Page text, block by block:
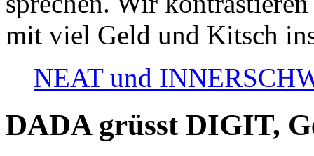
mit viel Geld und Kitsch
NEAT und
DADA grüsst DIGIT,